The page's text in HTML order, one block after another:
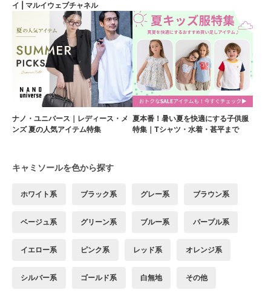
イ | マルイウェブチャネル
ナノ・ユニバース｜レディース・メ
ンズ 夏の人気アイテム特集
夏本番！暑い夏を快適にする子供服
特集｜Tシャツ・水着・甚平まで
キャミソールを色から探す
ホワイト系 ブラック系 グレー系 ブラウン系
ベージュ系 グリーン系 ブルー系 パープル系
イエロー系 ピンク系 レッド系 オレンジ系
シルバー系 ゴールド系 白無地 その他